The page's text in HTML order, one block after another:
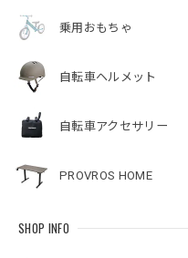
乗用おもちゃ
自転車ヘルメット
自転車アクセサリー
PROVROS HOME
SHOP INFO